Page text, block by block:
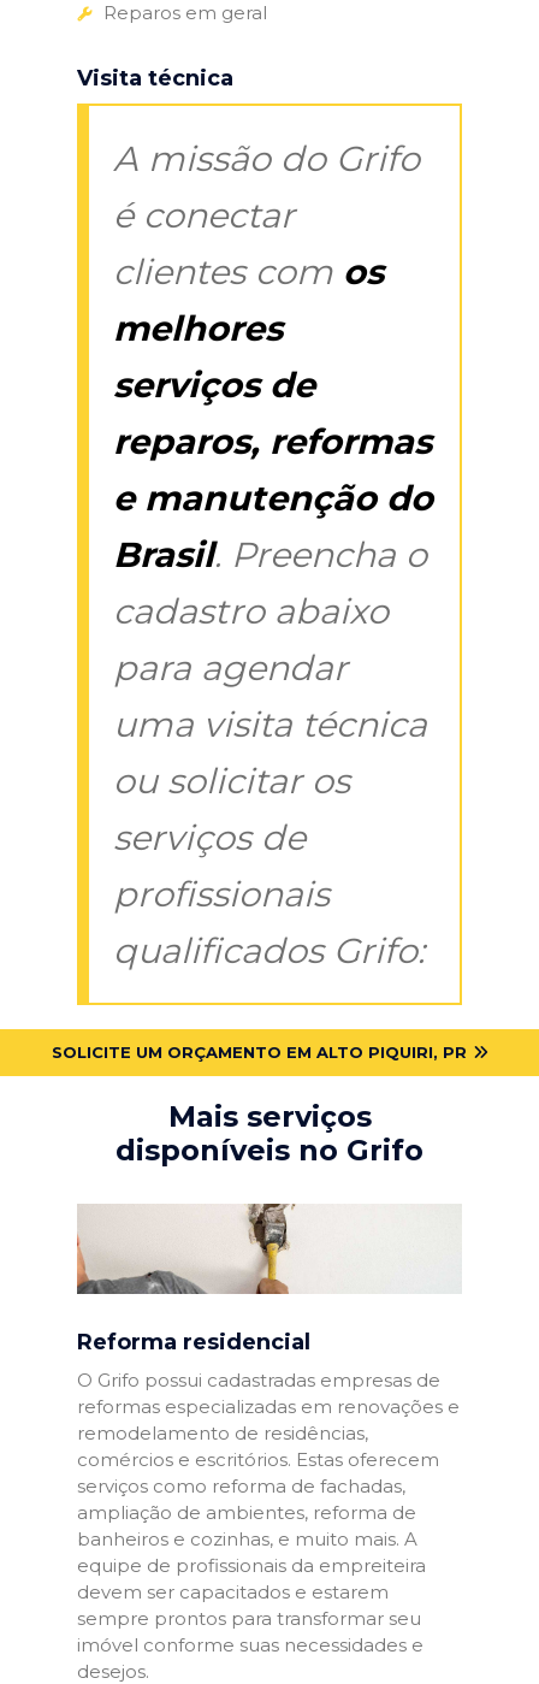
Reparos em geral
Visita técnica
A missão do Grifo
é conectar
clientes com os
melhores
serviços de
reparos, reformas
e manutenção do
Brasil. Preencha o
cadastro abaixo
para agendar
uma visita técnica
ou solicitar os
serviços de
profissionais
qualificados Grifo:
SOLICITE UM ORÇAMENTO EM ALTO PIQUIRI, PR
Mais serviços
disponíveis no Grifo
Reforma residencial
O Grifo possui cadastradas empresas de
reformas especializadas em renovações e
remodelamento de residências,
comércios e escritórios. Estas oferecem
serviços como reforma de fachadas,
ampliação de ambientes, reforma de
banheiros e cozinhas, e muito mais. A
equipe de profissionais da empreiteira
devem ser capacitados e estarem
sempre prontos para transformar seu
imóvel conforme suas necessidades e
desejos.